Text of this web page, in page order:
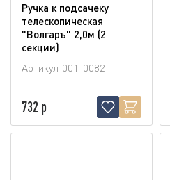
Ручка к подсачеку
телескопическая
"Волгаръ" 2,0м (2
секции)
Артикул 001-0082
732 р